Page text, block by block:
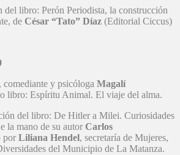
del libro: Perón Periodista, la construcción
de César “Tato” Díaz (Editorial Ciccus)
comediante y psicóloga Magalí
libro: Espíritu Animal. El viaje del alma.
del libro: De Hitler a Milei. Curiosidades
la mano de su autor Carlos
por Liliana Hendel, secretaría de Mujeres,
del Municipio de La Matanza.